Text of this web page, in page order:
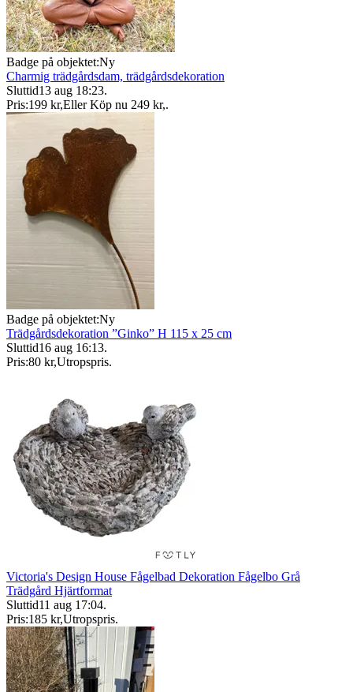
Badge på objektet:Ny
Charmig trädgårdsdam, trädgårdsdekoration
Sluttid13 aug 18:23.
Pris:199 kr,Eller Köp nu 249 kr,.
Badge på objektet:Ny
Trädgårdsdekoration ”Ginko” H 115 x 25 cm
Sluttid16 aug 16:13.
Pris:80 kr,Utropspris.
Victoria's Design House Fågelbad Dekoration Fågelbo Grå
Trädgård Hjärtformat
Sluttid11 aug 17:04.
Pris:185 kr,Utropspris.